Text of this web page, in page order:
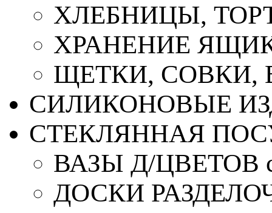
ХЛЕБНИЦЫ,
ХРАНЕНИЕ
ЩЕТКИ, СОВКИ,
СИЛИКОНОВЫЕ
СТЕКЛЯННАЯ
ВАЗЫ Д/ЦВЕТОВ
ДОСКИ